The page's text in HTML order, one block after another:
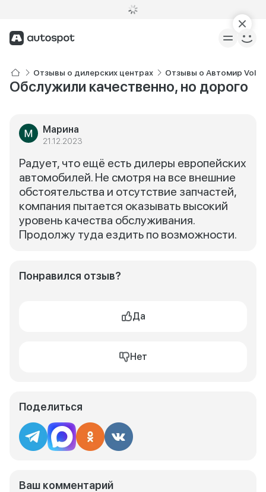
Отзывы о дилерских центрах Отзывы о Автомир
Обслужили качественно, но дорого
Марина
21.12.2023
Радует, что ещё есть дилеры европейских
автомобилей. Не смотря на все внешние
обстоятельства и отсутствие запчастей,
компания пытается оказывать высокий
уровень качества обслуживания.
Продолжу туда ездить по возможности.
Понравился отзыв?
Да
Нет
Поделиться
Ваш комментарий